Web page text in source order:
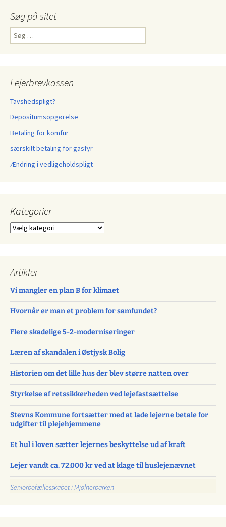
Søg på sitet
Søg
efter:
Lejerbrevkassen
Tavshedspligt?
Depositumsopgørelse
Betaling for komfur
særskilt betaling for gasfyr
Ændring i vedligeholdspligt
Kategorier
Kategorier
Artikler
Vi mangler en plan B for klimaet
Hvornår er man et problem for samfundet?
Flere skadelige 5-2-moderniseringer
Læren af skandalen i Østjysk Bolig
Historien om det lille hus der blev større natten over
Styrkelse af retssikkerheden ved lejefastsættelse
Stevns Kommune fortsætter med at lade lejerne betale for
udgifter til plejehjemmene
Et hul i loven sætter lejernes beskyttelse ud af kraft
Lejer vandt ca. 72.000 kr ved at klage til huslejenævnet
Seniorbofællesskabet i Mjølnerparken